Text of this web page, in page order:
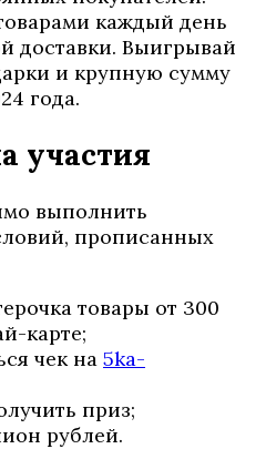
каждый день
доставки. Выигрывай
и крупную сумму
года.
участия
выполнить
прописанных
товары от 300
карте;
чек на 5ka-
приз;
рублей.